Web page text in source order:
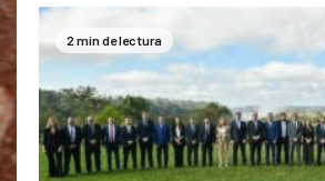
2 min de lectura